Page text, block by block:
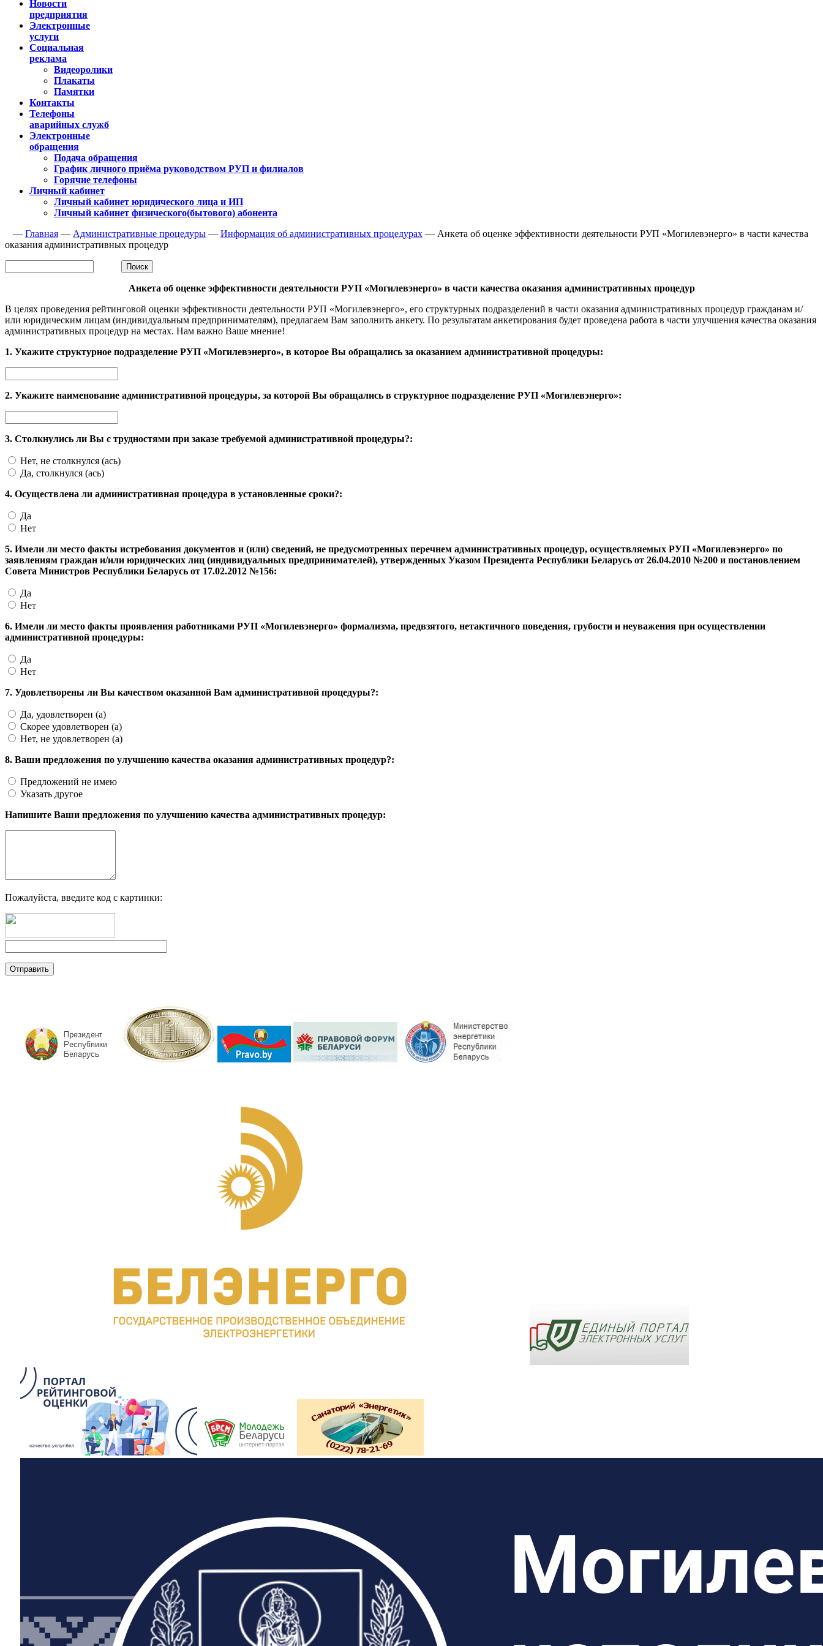
Новости
предприятия
Электронные
услуги
Социальная
реклама
Видеоролики
Плакаты
Памятки
Контакты
Телефоны
аварийных служб
Электронные
обращения
Подача обращения
График личного приёма руководством РУП и филиалов
Горячие телефоны
Личный кабинет
Личный кабинет юридического лица и ИП
Личный кабинет физического(бытового) абонента
— Главная — Административные процедуры — Информация об административных процедурах — Анкета об оценке эффективности деятельности РУП «Могилевэнерго» в части качества
оказания административных процедур
Анкета об оценке эффективности деятельности РУП «Могилевэнерго» в части качества оказания административных процедур
В целях проведения рейтинговой оценки эффективности деятельности РУП «Могилевэнерго», его структурных подразделений в части оказания административных процедур гражданам и/
или юридическим лицам (индивидуальным предпринимателям), предлагаем Вам заполнить анкету. По результатам анкетирования будет проведена работа в части улучшения качества оказания
административных процедур на местах. Нам важно Ваше мнение!
1. Укажите структурное подразделение РУП «Могилевэнерго», в которое Вы обращались за оказанием административной процедуры:
2. Укажите наименование административной процедуры, за которой Вы обращались в структурное подразделение РУП «Могилевэнерго»:
3. Столкнулись ли Вы с трудностями при заказе требуемой административной процедуры?:
Нет, не столкнулся (ась)
Да, столкнулся (ась)
4. Осуществлена ли административная процедура в установленные сроки?:
Да
Нет
5. Имели ли место факты истребования документов и (или) сведений, не предусмотренных перечнем административных процедур, осуществляемых РУП «Могилевэнерго» по
заявлениям граждан и/или юридических лиц (индивидуальных предпринимателей), утвержденных Указом Президента Республики Беларусь от 26.04.2010 №200 и постановлением
Совета Министров Республики Беларусь от 17.02.2012 №156:
Да
Нет
6. Имели ли место факты проявления работниками РУП «Могилевэнерго» формализма, предвзятого, нетактичного поведения, грубости и неуважения при осуществлении
административной процедуры:
Да
Нет
7. Удовлетворены ли Вы качеством оказанной Вам административной процедуры?:
Да, удовлетворен (а)
Скорее удовлетворен (а)
Нет, не удовлетворен (а)
8. Ваши предложения по улучшению качества оказания административных процедур?:
Предложений не имею
Указать другое
Напишите Ваши предложения по улучшению качества административных процедур:
Пожалуйста, введите код с картинки: